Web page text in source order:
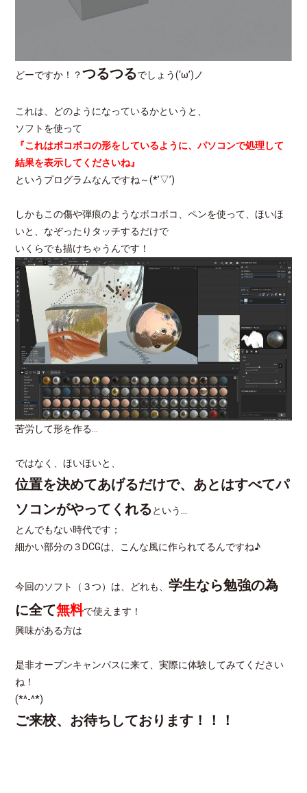
どーですか！？つるつるでしょう(‘ω’)ノ
これは、どのようになっているかというと、
ソフトを使って
『これはボコボコの形をしているように、パソコンで処理して
結果を表示してくださいね』
というプログラムなんですね～(*’▽’)
しかもこの傷や弾痕のようなボコボコ、ペンを使って、ほいほ
いと、なぞったりタッチするだけで
いくらでも描けちゃうんです！
苦労して形を作る…
ではなく、ほいほいと、
位置を決めてあげるだけで、あとはすべてパ
ソコンがやってくれるという…
とんでもない時代です；
細かい部分の３DCGは、こんな風に作られてるんですね♪
今回のソフト（３つ）は、どれも、学生なら勉強の為
に全て無料で使えます！
興味がある方は
是非オープンキャンパスに来て、実際に体験してみてください
ね！
(*^-^*)
ご来校、お待ちしております！！！